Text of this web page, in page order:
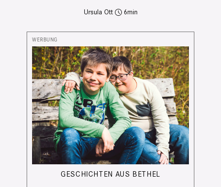
Ursula Ott 6
GESCHICHTEN AUS BETHEL